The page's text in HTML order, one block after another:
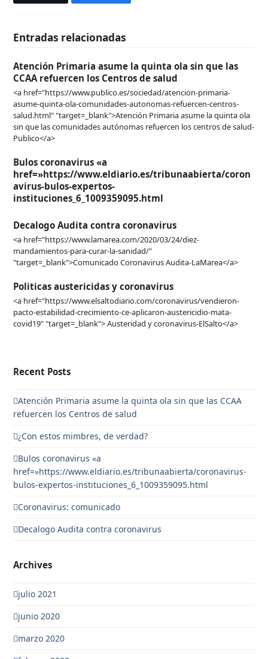
Entradas relacionadas
Atención Primaria asume la quinta ola sin que las
CCAA refuercen los Centros de salud
<a href="https://www.publico.es/sociedad/atencion-primaria-
asume-quinta-ola-comunidades-autonomas-refuercen-centros-
salud.html" "target=_blank">Atención Primaria asume la quinta ola
sin que las comunidades autónomas refuercen los centros de salud-
Publico</a>
Bulos coronavirus «a
href=»https://www.eldiario.es/tribunaabierta/coron
avirus-bulos-expertos-
instituciones_6_1009359095.html
Decalogo Audita contra coronavirus
<a href="https://www.lamarea.com/2020/03/24/diez-
mandamientos-para-curar-la-sanidad/"
"target=_blank">Comunicado Coronavirus Audita-LaMarea</a>
Politicas austericidas y coronavirus
<a href="https://www.elsaltodiario.com/coronavirus/vendieron-
pacto-estabilidad-crecimiento-ce-aplicaron-austericidio-mata-
covid19" "target=_blank"> Austeridad y coronavirus-ElSalto</a>
Recent Posts
Atención Primaria asume la quinta ola sin que las CCAA
refuercen los Centros de salud
¿Con estos mimbres, de verdad?
Bulos coronavirus «a
href=»https://www.eldiario.es/tribunaabierta/coronavirus-
bulos-expertos-instituciones_6_1009359095.html
Coronavirus: comunicado
Decalogo Audita contra coronavirus
Archives
julio 2021
junio 2020
marzo 2020